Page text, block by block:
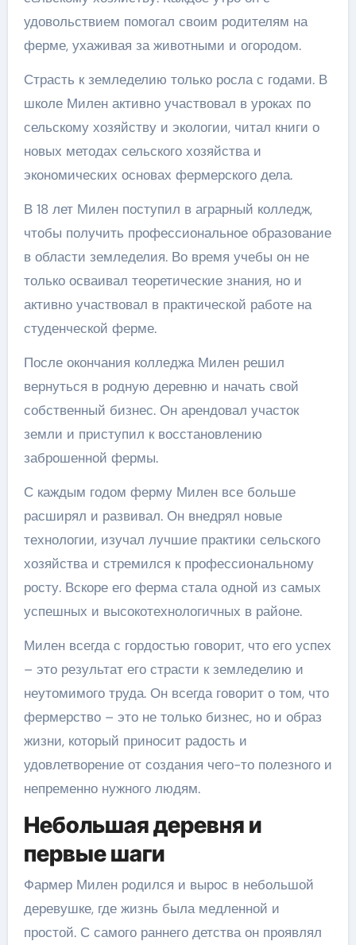
удовольствием помогал своим родителям на
ферме, ухаживая за животными и огородом.
Страсть к земледелию только росла с годами. В
школе Милен активно участвовал в уроках по
сельскому хозяйству и экологии, читал книги о
новых методах сельского хозяйства и
экономических основах фермерского дела.
В 18 лет Милен поступил в аграрный колледж,
чтобы получить профессиональное образование
в области земледелия. Во время учебы он не
только осваивал теоретические знания, но и
активно участвовал в практической работе на
студенческой ферме.
После окончания колледжа Милен решил
вернуться в родную деревню и начать свой
собственный бизнес. Он арендовал участок
земли и приступил к восстановлению
заброшенной фермы.
С каждым годом ферму Милен все больше
расширял и развивал. Он внедрял новые
технологии, изучал лучшие практики сельского
хозяйства и стремился к профессиональному
росту. Вскоре его ферма стала одной из самых
успешных и высокотехнологичных в районе.
Милен всегда с гордостью говорит, что его успех
– это результат его страсти к земледелию и
неутомимого труда. Он всегда говорит о том, что
фермерство – это не только бизнес, но и образ
жизни, который приносит радость и
удовлетворение от создания чего-то полезного и
непременно нужного людям.
Небольшая деревня и
первые шаги
Фармер Милен родился и вырос в небольшой
деревушке, где жизнь была медленной и
простой. С самого раннего детства он проявлял